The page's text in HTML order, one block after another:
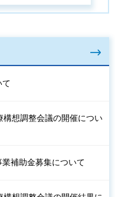
て
想調整会議の開催につい
補助金募集について